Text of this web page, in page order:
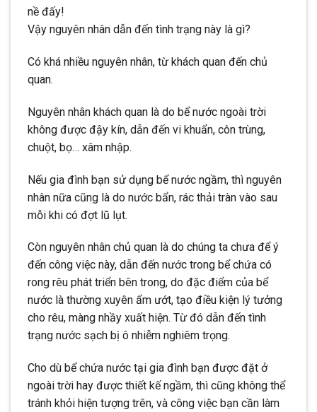
nề đấy!
Vậy nguyên nhân dẫn đến tình trạng này là gì?
Có khá nhiều nguyên nhân, từ khách quan đến chủ
quan.
Nguyên nhân khách quan là do bể nước ngoài trời
không được đậy kín, dẫn đến vi khuẩn, côn trùng,
chuột, bọ… xâm nhập.
Nếu gia đình bạn sử dụng bể nước ngầm, thì nguyên
nhân nữa cũng là do nước bẩn, rác thải tràn vào sau
mỗi khi có đợt lũ lụt.
Còn nguyên nhân chủ quan là do chúng ta chưa để ý
đến công việc này, dẫn đến nước trong bể chứa có
rong rêu phát triển bên trong, do đặc điểm của bể
nước là thường xuyên ẩm ướt, tạo điều kiện lý tưởng
cho rêu, màng nhầy xuất hiện. Từ đó dẫn đến tình
trạng nước sạch bị ô nhiễm nghiêm trọng.
Cho dù bể chứa nước tại gia đình bạn được đặt ở
ngoài trời hay được thiết kế ngầm, thì cũng không thể
tránh khỏi hiện tượng trên, và công việc bạn cần làm